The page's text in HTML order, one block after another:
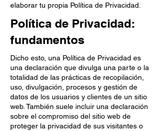
elaborar tu propia Política de Privacidad.
Política de Privacidad:
fundamentos
Dicho esto, una Política de Privacidad es
una declaración que divulga una parte o la
totalidad de las prácticas de recopilación,
uso, divulgación, procesos y gestión de
datos de los usuarios y clientes de un sitio
web. También suele incluir una declaración
sobre el compromiso del sitio web de
proteger la privacidad de sus visitantes o